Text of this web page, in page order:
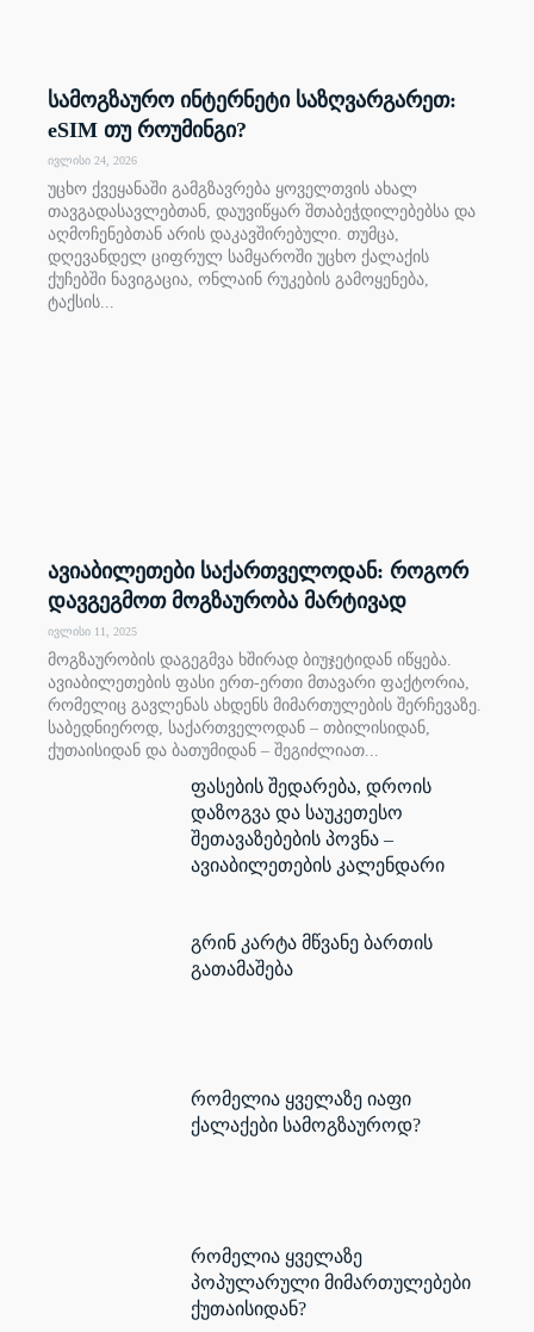
სამოგზაურო ინტერნეტი საზღვარგარეთ:
eSIM თუ როუმინგი?
ივლისი 24, 2026
უცხო ქვეყანაში გამგზავრება ყოველთვის ახალ
თავგადასავლებთან, დაუვიწყარ შთაბეჭდილებებსა და
აღმოჩენებთან არის დაკავშირებული. თუმცა,
დღევანდელ ციფრულ სამყაროში უცხო ქალაქის
ქუჩებში ნავიგაცია, ონლაინ რუკების გამოყენება,
ტაქსის...
ავიაბილეთები საქართველოდან: როგორ
დავგეგმოთ მოგზაურობა მარტივად
ივლისი 11, 2025
მოგზაურობის დაგეგმვა ხშირად ბიუჯეტიდან იწყება.
ავიაბილეთების ფასი ერთ-ერთი მთავარი ფაქტორია,
რომელიც გავლენას ახდენს მიმართულების შერჩევაზე.
საბედნიეროდ, საქართველოდან – თბილისიდან,
ქუთაისიდან და ბათუმიდან – შეგიძლიათ...
ფასების შედარება, დროის
დაზოგვა და საუკეთესო
შეთავაზებების პოვნა –
ავიაბილეთების კალენდარი
გრინ კარტა მწვანე ბართის
გათამაშება
რომელია ყველაზე იაფი
ქალაქები სამოგზაუროდ?
რომელია ყველაზე
პოპულარული მიმართულებები
ქუთაისიდან?